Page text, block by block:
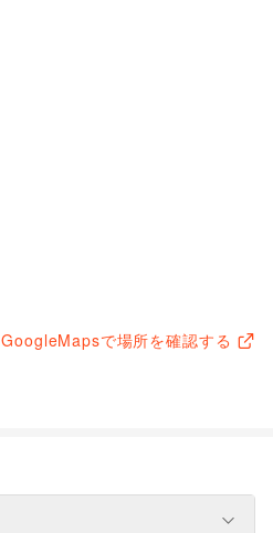
GoogleMapsで場所を確認する